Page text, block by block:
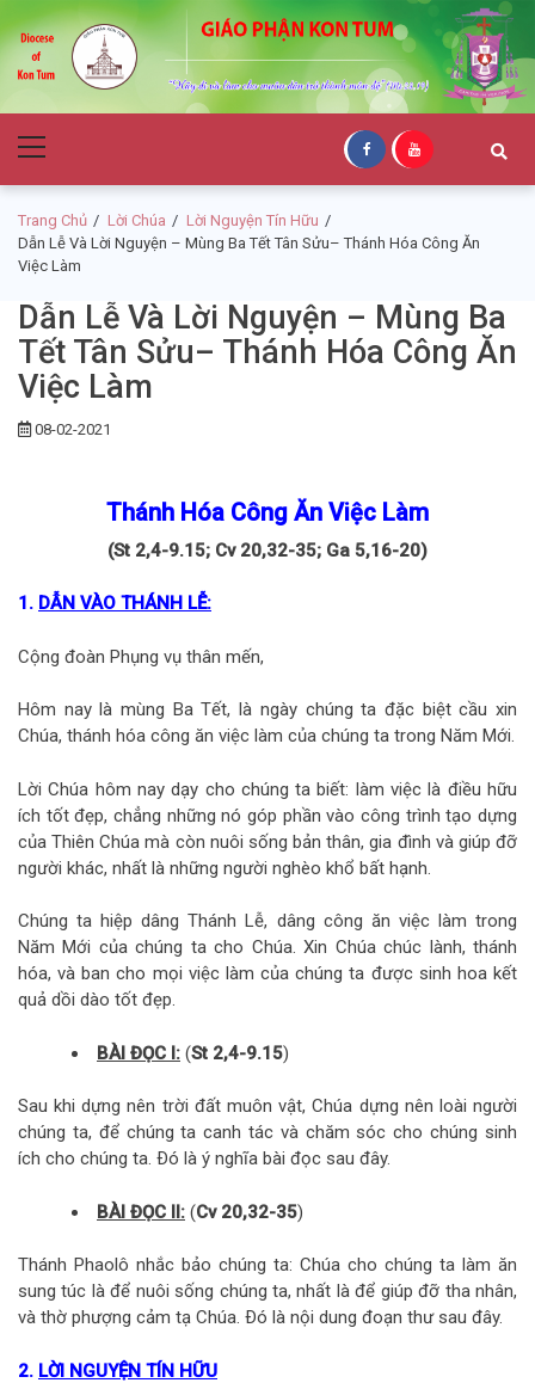
to
navigation
to
content
Giáo Phận Kon
Tum
Menu
Trang Chủ Lời Chúa
Lời Nguyện Tín Hữu
Dẫn Lễ Và Lời Nguyện – Mùng Ba Tết Tân Sửu– Thánh Hóa Công Ăn
Việc Làm
Dẫn Lễ Và Lời Nguyện – Mùng Ba
Tết Tân Sửu– Thánh Hóa Công Ăn
Việc Làm
08-02-2021
Thánh Hóa Công Ăn Việc Làm
(St 2,4-9.15; Cv 20,32-35; Ga 5,16-20)
1. DẪN VÀO THÁNH LỄ:
Cộng đoàn Phụng vụ thân mến,
Hôm nay là mùng Ba Tết, là ngày chúng ta đặc biệt cầu xin
Chúa, thánh hóa công ăn việc làm của chúng ta trong Năm Mới.
Lời Chúa hôm nay dạy cho chúng ta biết: làm việc là điều hữu
ích tốt đẹp, chẳng những nó góp phần vào công trình tạo dựng
của Thiên Chúa mà còn nuôi sống bản thân, gia đình và giúp đỡ
người khác, nhất là những người nghèo khổ bất hạnh.
Chúng ta hiệp dâng Thánh Lễ, dâng công ăn việc làm trong
Năm Mới của chúng ta cho Chúa. Xin Chúa chúc lành, thánh
hóa, và ban cho mọi việc làm của chúng ta được sinh hoa kết
quả dồi dào tốt đẹp.
BÀI ĐỌC I: (St 2,4-9.15)
Sau khi dựng nên trời đất muôn vật, Chúa dựng nên loài người
chúng ta, để chúng ta canh tác và chăm sóc cho chúng sinh
ích cho chúng ta. Ðó là ý nghĩa bài đọc sau đây.
BÀI ĐỌC II: (Cv 20,32-35)
Thánh Phaolô nhắc bảo chúng ta: Chúa cho chúng ta làm ăn
sung túc là để nuôi sống chúng ta, nhất là để giúp đỡ tha nhân,
và thờ phượng cảm tạ Chúa. Ðó là nội dung đoạn thư sau đây.
2. LỜI NGUYỆN TÍN HỮU